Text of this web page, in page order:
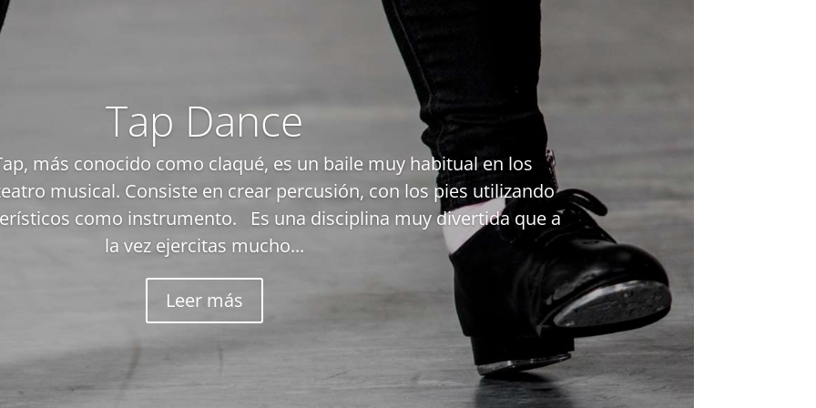
Tap Dance
más conocido como claqué, es un baile muy habitual en los
musical. Consiste en crear percusión, con los pies utilizando
como instrumento. Es una disciplina muy divertida que a
la vez ejercitas mucho...
Leer más